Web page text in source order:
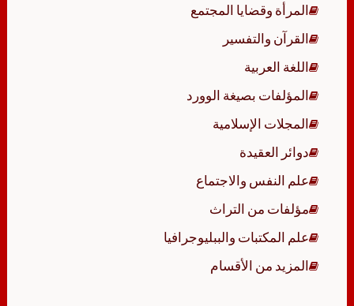
المرأة وقضايا المجتمع
القرآن والتفسير
اللغة العربية
المؤلفات بصيغة الوورد
المجلات الإسلامية
دوائر العقيدة
علم النفس والاجتماع
مؤلفات من التراث
علم المكتبات والببليوجرافيا
المزيد من الأقسام